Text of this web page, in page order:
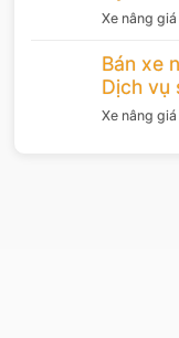
Xe nâng
Bán xe
Dịch vụ
Xe nâng